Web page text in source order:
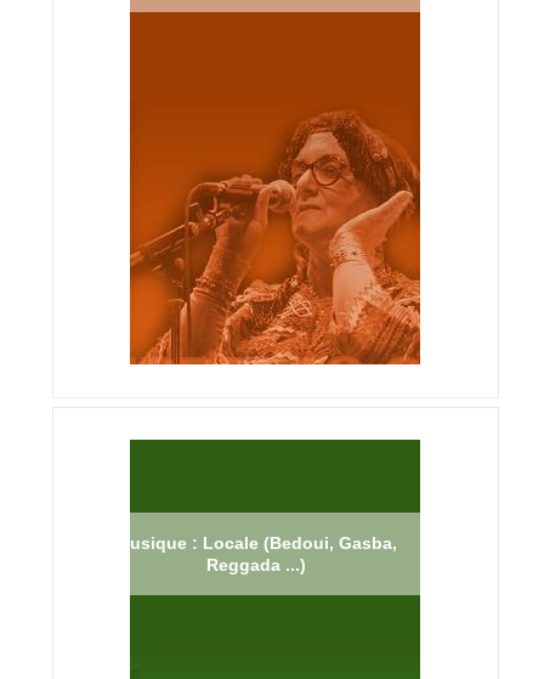
Musique : Locale (Bedoui, Gasba,
Reggada ...)